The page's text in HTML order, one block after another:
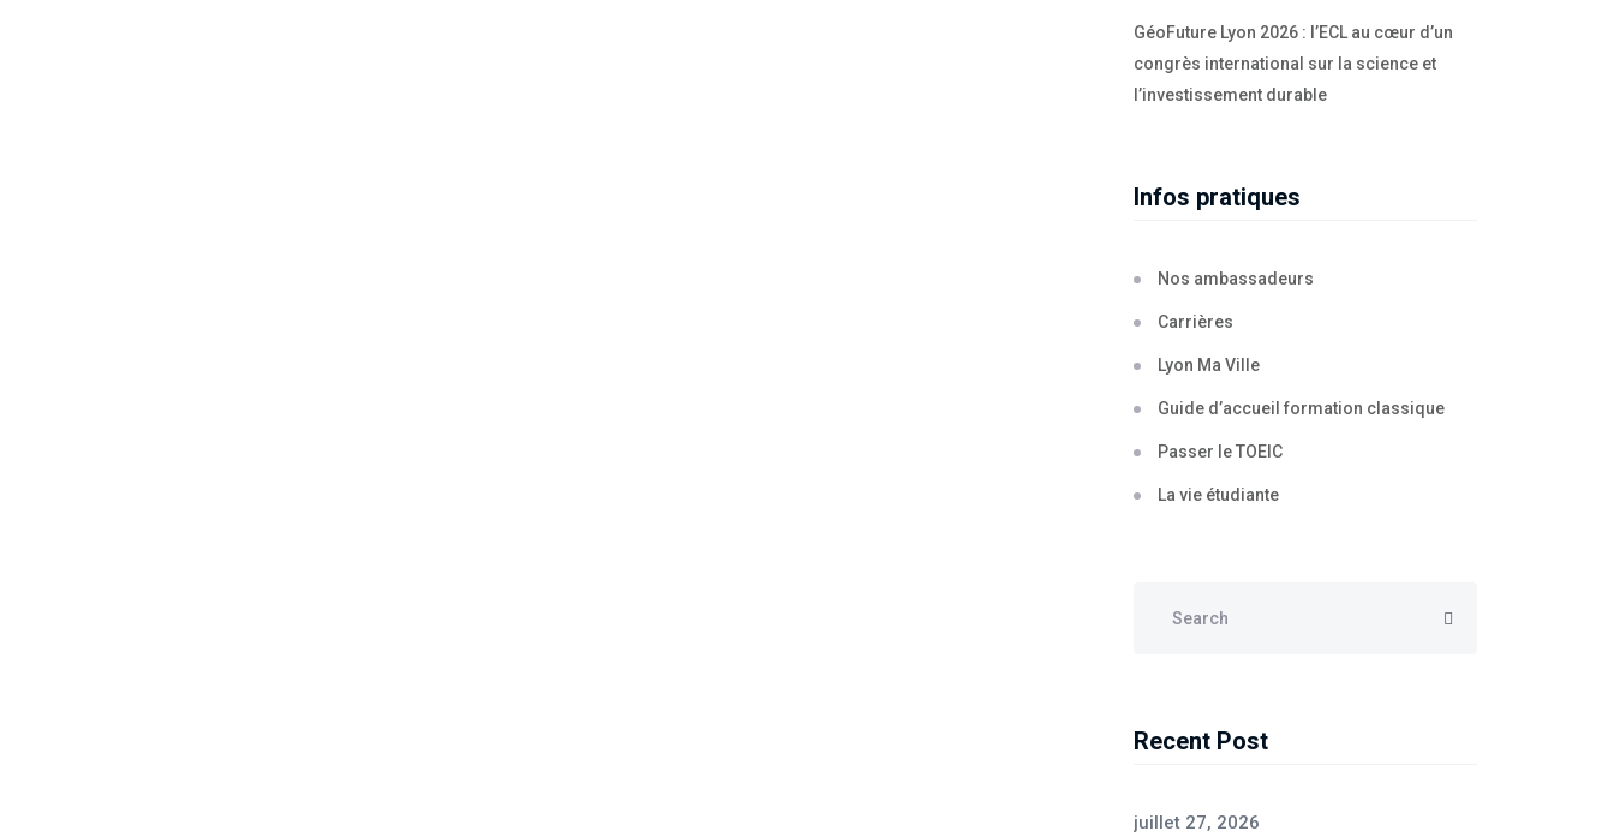
GéoFuture Lyon 2026 : l’ECL au cœur d’un
congrès international sur la science et
l’investissement durable
Infos pratiques
Nos ambassadeurs
Carrières
Lyon Ma Ville
Guide d’accueil formation classique
Passer le TOEIC
La vie étudiante
Recent Post
juillet 27, 2026